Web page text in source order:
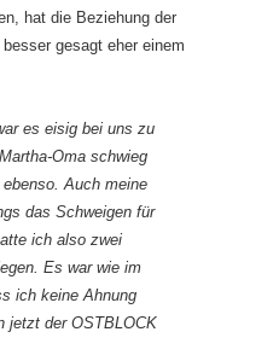
hat die Beziehung der
gesagt eher einem
es eisig bei uns zu
Oma schwieg
Auch meine
das Schweigen für
ich also zwei
Es war wie im
ich keine Ahnung
jetzt der OSTBLOCK